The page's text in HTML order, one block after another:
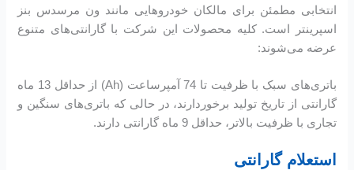
انتخابی مطمئن برای مالکان خودروهایی مانند ون مرسدس بنز
اسپرینتر است. کلیه محصولات این شرکت با گارانتی‌های متنوع
عرضه می‌شوند:
باتری‌های سبک با ظرفیت تا 74 آمپرساعت (Ah) از حداقل 13 ماه
گارانتی از تاریخ تولید برخوردارند، در حالی که باتری‌های سنگین و
تجاری با ظرفیت بالاتر، حداقل 9 ماه گارانتی دارند.
استعلام گارانتی